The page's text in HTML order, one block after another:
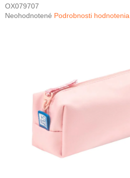
OX079707
Priemerné
Neohodnotené Podrobnosti hodnotenia